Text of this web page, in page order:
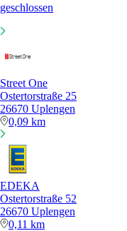
geschlossen
Street One
Ostertorstraße 25
26670 Uplengen
0,09 km
EDEKA
Ostertorstraße 52
26670 Uplengen
0,11 km